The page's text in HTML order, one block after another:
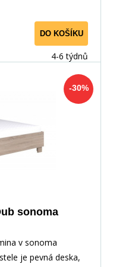
DO KOŠÍKU
4-6 týdnů
-30%
sonoma
v sonoma
je pevná deska,